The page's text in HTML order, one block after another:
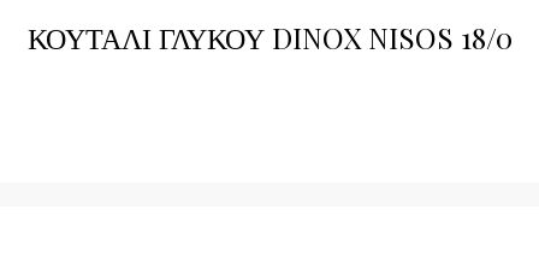
ΚΟΥΤΑΛΙ ΓΛΥΚΟΥ DINOX NISOS 18/0